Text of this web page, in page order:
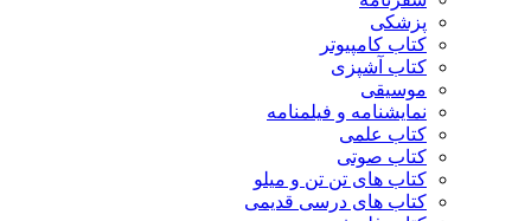
پزشکی
کتاب کامپیوتر
کتاب آشپزی
موسیقی
نمایشنامه و فیلمنامه
کتاب علمی
کتاب صوتی
کتاب های تن تن و میلو
کتاب های درسی قدیمی